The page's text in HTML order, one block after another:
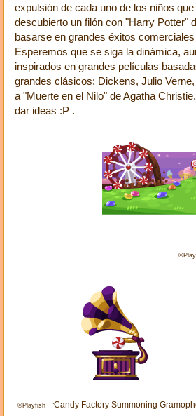
expulsión de cada uno de los niños
descubierto un filón con "Harry Potter"
basarse en grandes éxitos
Esperemos que se siga la dinámica,
inspirados en grandes películas
grandes clásicos: Dickens, Julio
a "Muerte en el Nilo" de Agatha
dar ideas :P .
©Playfish "Candy Factory Summoning